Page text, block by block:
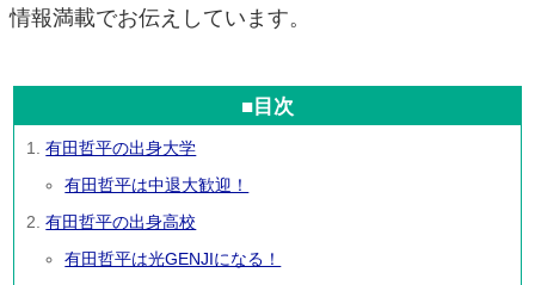
情報満載でお伝えしています。
■目次
有田哲平の出身大学
有田哲平は中退大歓迎！
有田哲平の出身高校
有田哲平は光GENJIになる！